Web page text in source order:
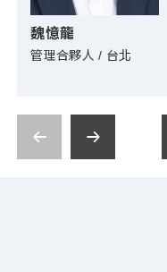
魏憶龍
管理合夥人 / 台北